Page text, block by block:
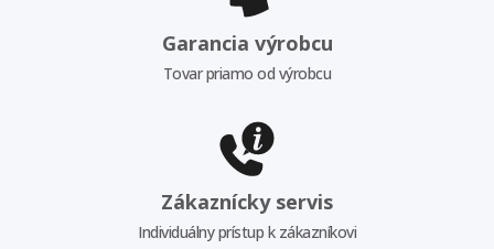
Garancia výrobcu
Tovar priamo od výrobcu
Zákaznícky servis
Individuálny prístup k zákazníkovi